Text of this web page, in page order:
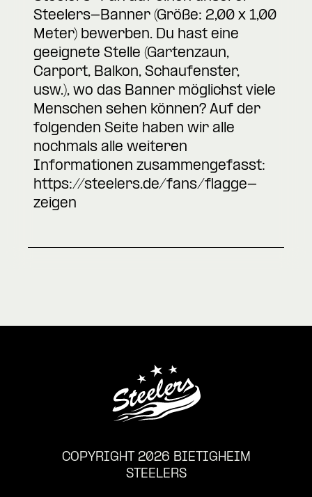
Steelers-Banner (Größe: 2,00 x 1,00
Meter) bewerben. Du hast eine
geeignete Stelle (Gartenzaun,
Carport, Balkon, Schaufenster,
usw.), wo das Banner möglichst viele
Menschen sehen können? Auf der
folgenden Seite haben wir alle
nochmals alle weiteren
Informationen zusammengefasst:
https://steelers.de/fans/flagge-
zeigen
COPYRIGHT 2026 BIETIGHEIM
STEELERS